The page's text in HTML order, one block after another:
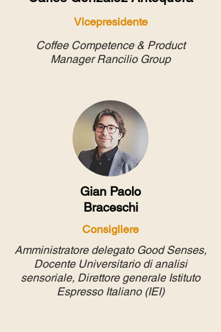
Vicepresidente
Coffee Competence & Product
Manager Rancilio Group
Gian Paolo
Braceschi
Consigliere
Amministratore delegato Good Senses,
Docente Universitario di analisi
sensoriale, Direttore generale Istituto
Espresso Italiano (IEI)